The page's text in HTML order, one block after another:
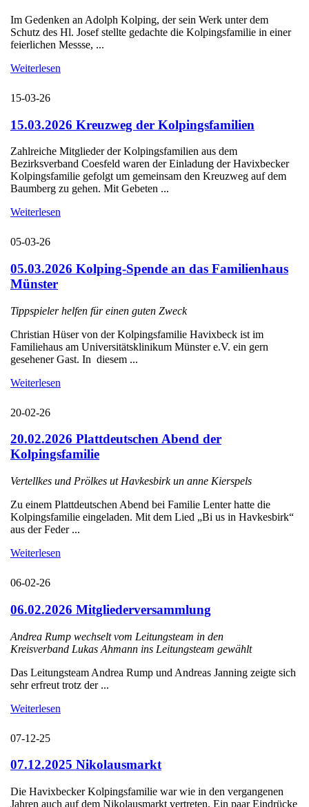
Im Gedenken an Adolph Kolping, der sein Werk unter dem
Schutz des Hl. Josef stellte gedachte die Kolpingsfamilie in einer
feierlichen Messse, ...
Weiterlesen
15-03-26
15.03.2026 Kreuzweg der Kolpingsfamilien
Zahlreiche Mitglieder der Kolpingsfamilien aus dem
Bezirksverband Coesfeld waren der Einladung der Havixbecker
Kolpingsfamilie gefolgt um gemeinsam den Kreuzweg auf dem
Baumberg zu gehen. Mit Gebeten ...
Weiterlesen
05-03-26
05.03.2026 Kolping-Spende an das Familienhaus
Münster
Tippspieler helfen für einen guten Zweck
Christian Hüser von der Kolpingsfamilie Havixbeck ist im
Familiehaus am Universitätsklinikum Münster e.V. ein gern
gesehener Gast. In diesem ...
Weiterlesen
20-02-26
20.02.2026 Plattdeutschen Abend der
Kolpingsfamilie
Vertellkes und Prölkes ut Havkesbirk un anne Kierspels
Zu einem Plattdeutschen Abend bei Familie Lenter hatte die
Kolpingsfamilie eingeladen. Mit dem Lied „Bi us in Havkesbirk“
aus der Feder ...
Weiterlesen
06-02-26
06.02.2026 Mitgliederversammlung
Andrea Rump wechselt vom Leitungsteam in den
Kreisverband Lukas Ahmann ins Leitungsteam gewählt
Das Leitungsteam Andrea Rump und Andreas Janning zeigte sich
sehr erfreut trotz der ...
Weiterlesen
07-12-25
07.12.2025 Nikolausmarkt
Die Havixbecker Kolpingsfamilie war wie in den vergangenen
Jahren auch auf dem Nikolausmarkt vertreten. Ein paar Eindrücke